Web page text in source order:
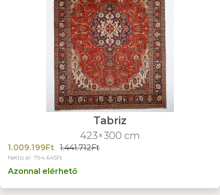
Tabriz
423×300 cm
1.009.199Ft 1.441.712Ft
Nettó ár: 794.645Ft
Azonnal elérhető